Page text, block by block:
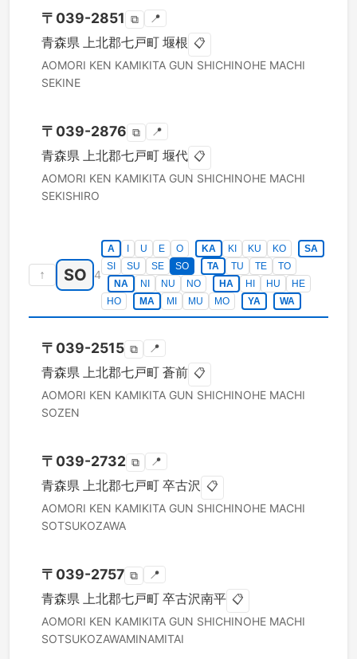
〒 039-2851 ⧉ 📍
青森県 上北郡七戸町 堰根 📋
AOMORI KEN KAMIKITA GUN SHICHINOHE MACHI
SEKINE
〒 039-2876 ⧉ 📍
青森県 上北郡七戸町 堰代 📋
AOMORI KEN KAMIKITA GUN SHICHINOHE MACHI
SEKISHIRO
↑ SO 4
A U E O KA KI KU KO
SA
SI
SU SE SO TA TU TE
TO
NA
NI NU NO HA HI HU
HE
HO
MA MI MU MO YA WA
〒 039-2515 ⧉ 📍
青森県 上北郡七戸町 蒼前 📋
AOMORI KEN KAMIKITA GUN SHICHINOHE MACHI
SOZEN
〒 039-2732 ⧉ 📍
青森県 上北郡七戸町 卒古沢 📋
AOMORI KEN KAMIKITA GUN SHICHINOHE MACHI
SOTSUKOZAWA
〒 039-2757 ⧉ 📍
青森県 上北郡七戸町 卒古沢南平 📋
AOMORI KEN KAMIKITA GUN SHICHINOHE MACHI
SOTSUKOZAWAMINAMITAI